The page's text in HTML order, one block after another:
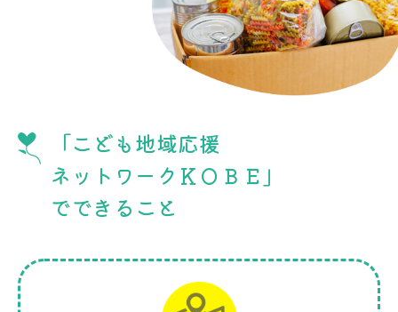
「こども地域応援
ネットワークＫＯＢＥ」
でできること